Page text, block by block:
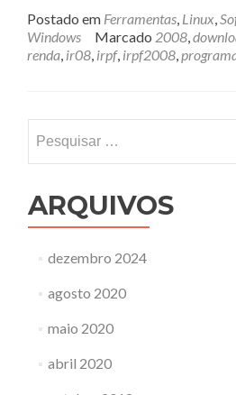
Postado em Ferramentas Linux
Windows
Marcado 2008
renda ir08 irpf, irpf2008
por:
ARQUIVOS
dezembro 2024
agosto 2020
maio 2020
abril 2020